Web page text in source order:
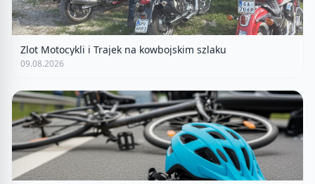
Zlot Motocykli i Trajek na kowbojskim szlaku
09.08.2026